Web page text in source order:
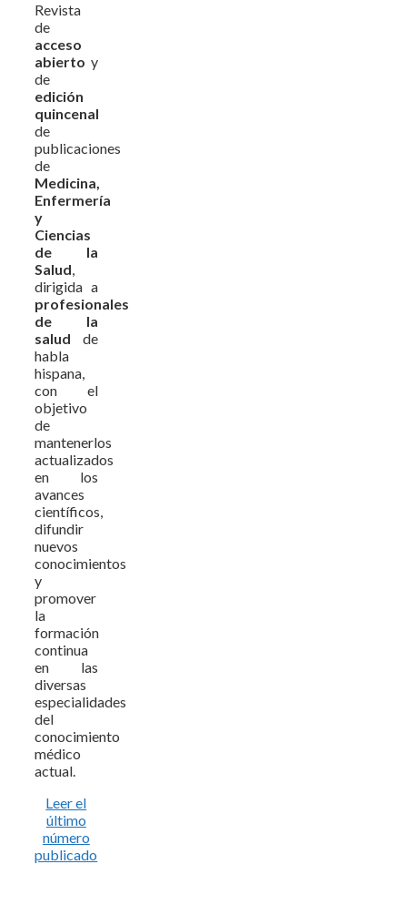
Revista
de
acceso
abierto y
de
edición
quincenal
de
publicaciones
de
Medicina,
Enfermería
y
Ciencias
de la
Salud,
dirigida a
profesionales
de la
salud de
habla
hispana,
con el
objetivo
de
mantenerlos
actualizados
en los
avances
científicos,
difundir
nuevos
conocimientos
y
promover
la
formación
continua
en las
diversas
especialidades
del
conocimiento
médico
actual.
Leer el
último
número
publicado